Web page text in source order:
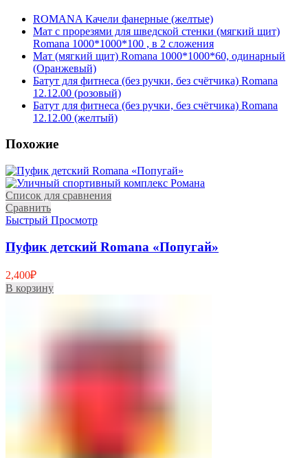
ROMANA Качели фанерные (желтые)
Мат с прорезями для шведской стенки (мягкий щит)
Romana 1000*1000*100 , в 2 сложения
Мат (мягкий щит) Romana 1000*1000*60, одинарный
(Оранжевый)
Батут для фитнеса (без ручки, без счётчика) Romana
12.12.00 (розовый)
Батут для фитнеса (без ручки, без счётчика) Romana
12.12.00 (желтый)
Похожие
Список для сравнения
Сравнить
Быстрый Просмотр
Пуфик детский Romana «Попугай»
2,400₽
В корзину